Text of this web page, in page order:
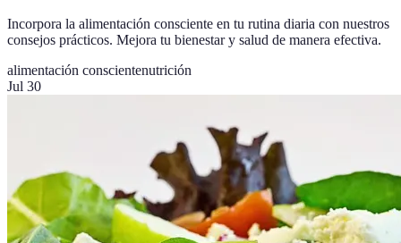
Incorpora la alimentación consciente en tu rutina diaria con nuestros
consejos prácticos. Mejora tu bienestar y salud de manera efectiva.
alimentación conscientenutrición
Jul 30